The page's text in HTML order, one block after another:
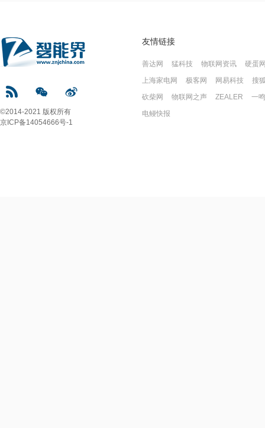
©2014-2021 版权所有
京ICP备14054666号-1
友情链接
善达网 猛科技 物联网资讯
硬蛋
上海家电网
极客网 网易科技
搜
砍柴网
物联网之声 ZEALER
一
电鳗快报